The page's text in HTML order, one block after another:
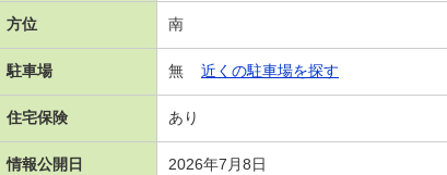
方位 南
駐車場 無 近くの駐車場を探す
住宅保険 あり
情報公開日 2026年7月8日